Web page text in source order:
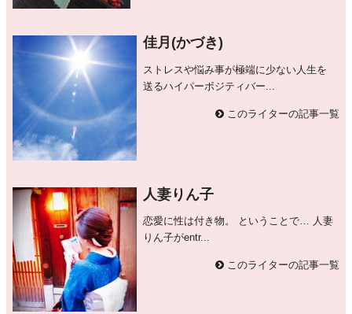
佳月(かづき)
ストレスや悩み事が極端に少ない人生を
送るハイパーボジティバー...
このライターの記事一覧
人妻りん子
恋愛に性は付き物。 ということで… 人妻
りん子がentr...
このライターの記事一覧